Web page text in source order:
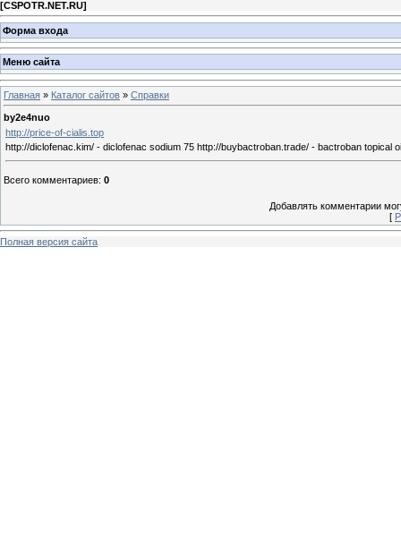
[CSPOTR.NET.RU]
Форма входа
Меню сайта
Главная » Каталог сайтов » Справки
by2e4nuo
http://price-of-cialis.top
http://diclofenac.kim/ - diclofenac sodium 75 http://buybactroban.trade/ - bactroban
Всего комментариев: 0
Добавлять комментарии
[
Полная версия сайта